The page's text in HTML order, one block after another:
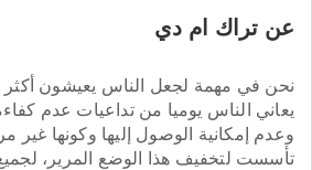
عن تراك ام دي
نحن في مهمة لجعل الناس يعيشون
يعاني الناس يوميا من تداعيات عدم
وعدم إمكانية الوصول إليها وكونها غير
تأسست لتخفيف هذا الوضع المرير،